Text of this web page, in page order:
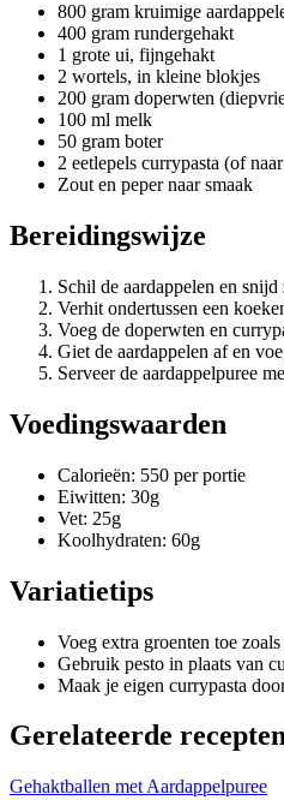
800 gram kruimige
400 gram rundergehakt
1 grote ui, fijngehakt
2 wortels, in kleine blokjes
200 gram doperwten
100 ml melk
50 gram boter
2 eetlepels currypasta (of
Zout en peper naar smaak
Bereidingswijze
Schil de aardappelen en
Verhit ondertussen een
Voeg de doperwten en
Giet de aardappelen af en
Serveer de aardappelpuree
Voedingswaarden
Calorieën: 550 per portie
Eiwitten: 30g
Vet: 25g
Koolhydraten: 60g
Variatietips
Voeg extra groenten toe
Gebruik pesto in plaats van
Maak je eigen currypasta
Gerelateerde
Gehaktballen met Aardappelpuree